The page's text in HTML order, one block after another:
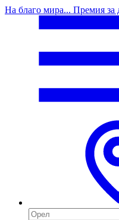
На благо мира... Премия за